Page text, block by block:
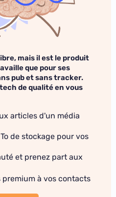
mais il est le produit
que pour ses
pub et sans tracker.
de qualité en vous
articles d'un média
de stockage pour vos
et prenez part aux
premium à vos contacts